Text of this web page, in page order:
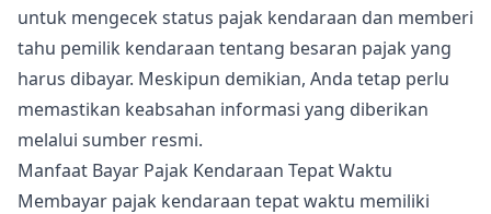
untuk mengecek status pajak kendaraan dan memberi
tahu pemilik kendaraan tentang besaran pajak yang
harus dibayar. Meskipun demikian, Anda tetap perlu
memastikan keabsahan informasi yang diberikan
melalui sumber resmi.
Manfaat Bayar Pajak Kendaraan Tepat Waktu
Membayar pajak kendaraan tepat waktu memiliki